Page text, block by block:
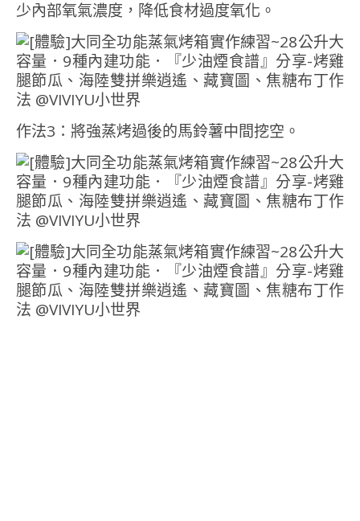
少內部氧氣濃度，降低食材過度氧化。
作法3：將強蒸烤過後的馬鈴薯中間挖空。